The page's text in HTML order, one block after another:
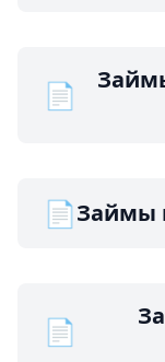
📄
📄Займы
📄